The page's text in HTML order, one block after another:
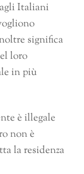
Italiani
significa
loro
in più
è illegale
non è
la residenza